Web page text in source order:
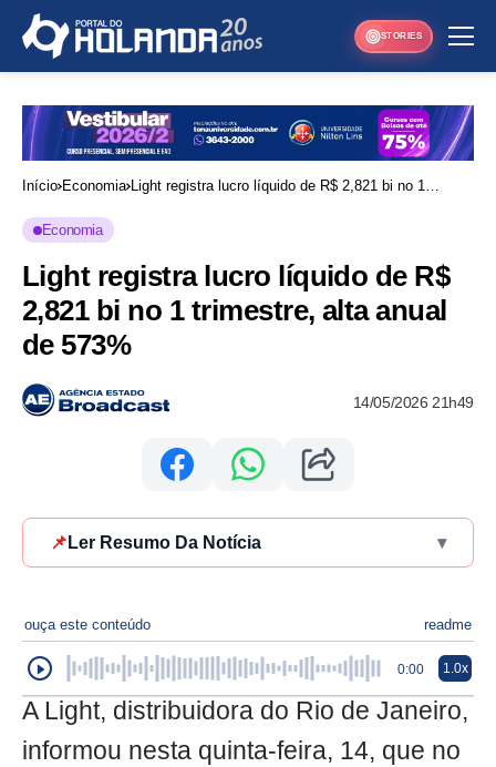
STORIES
Início Economia Light registra lucro líquido de R$ 2,821 bi no 1
Economia
Light registra lucro líquido de R$
2,821 bi no 1 trimestre, alta anual
de 573%
14/05/2026 21h49
📌 Ler Resumo Da Notícia ▾
ouça este conteúdo readme
0:00 1.0x
A Light, distribuidora do Rio de Janeiro,
informou nesta quinta-feira, 14, que no